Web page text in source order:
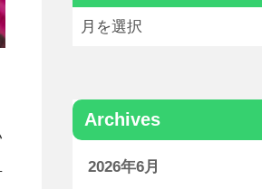
Archives
2026年6月